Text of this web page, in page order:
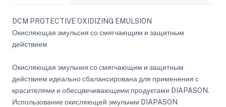
DCM PROTECTIVE OXIDIZING EMULSION
Окисляющая эмульсия со смягчающим и защитным
действием
Окисляющая эмульчия со смягчающим и защитным
действием идеально сбалансирована для применения с
красителями и обесцвечивающими продуктами DIAPASON.
Использование окисляющей эмульчии DIAPASON